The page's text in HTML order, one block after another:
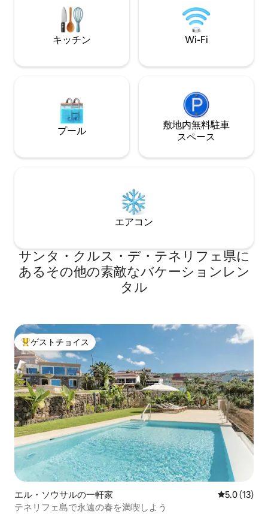
休暇の手配や滞在中のサポートをいつで
も承ります。 お気軽にお問い合わせくだ
りながら、緑に囲まれ、鳥の鳴き声が聞
つけるのは簡単ではありません。 アクセ
スとテラス 外部の鉄製階段を通って1階に
上がると、明るく丁寧に装飾された専用
テラスがあり、ゲストをお迎えします。
テネリフェ島北部の心地よい夕日を楽し
素材がユニークなこのペントハウスにア
クセスできます。 ロフトとしての透明感
のある部屋には、キッチンとダイン、リ
室スペースがあります。 本当に際立って
いるのは、伝統的な建築の質と、1メート
ルの厚さの石の壁と、伝統的な屋根の完
璧な組み合わせです。 桑の木の床と天井
は、完璧な滞在を考えて全面改装された
ッチン キッチンには冷蔵庫と冷凍庫、電
子レンジ、IHコンロ、給湯器、食器洗い
機、必要な調理器具、電気コーヒーメー
カー、トースター、塩、砂糖、油、酢な
どの調味料が完備されており、最初の1分
から食材の準備や料理を始めることがで
きます。 コーヒーマシンと無料のカプセ
ルコーヒーがあり、元気に1日をスタート
できます。 お茶を飲みたい場合は、お茶
を入れるティーポットもご用意していま
すので、お忘れなく！ ラウンジ リビング
スペースは、家の他の部屋と同様に居心
地が良く、快適なソファ、設備の整った
バー家具（世界中の飲み物、ゲストの皆
様からのお陰で）、Netflixにアクセスで
きるスマートテレビ、Bluetooth経由の音
楽デバイスが備わっています。 バスルー
38-4-00879310
キッチン Wi-Fi
プール
敷地内無料駐⁠車
ス⁠ペ⁠ー⁠ス
エアコン
サンタ・クルス・デ・テネリフェ県に
あるその他の素敵なバケーションレン
タル
大好評のゲストチョイスです。
ゲストチョイス
エル・ソウサルの一軒家 レビュー13
5.0 (13)
テネリフェ島で永遠の春を満喫しよう